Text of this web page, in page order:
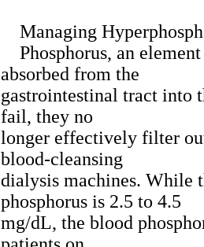
Managing
Phosphorus, an
absorbed from the
gastrointestinal tract into
fail, they no
longer effectively filter
blood-cleansing
dialysis machines. While
phosphorus is 2.5 to 4.5
mg/dL, the blood